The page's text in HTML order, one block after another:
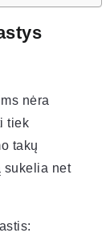
nėra
tiek
takų
sukelia net